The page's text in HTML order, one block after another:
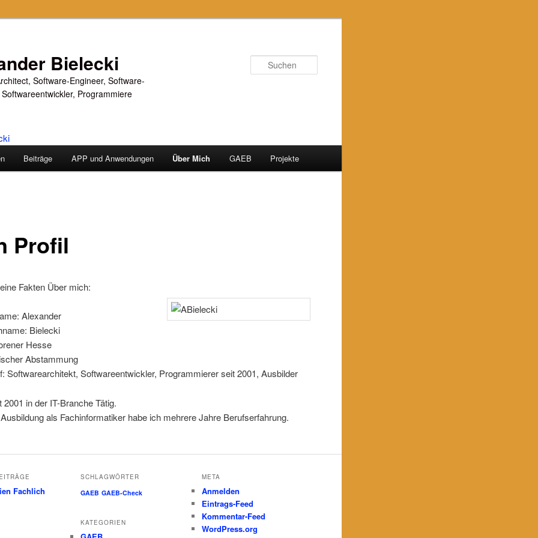
Bielecki
Software-Engineer, Software-
Programmiere
Beiträge APP und Anwendungen Über Mich GAEB Projekte
Profil
Fakten Über mich:
Alexander
Bielecki
Hesse
Abstammung
Softwarearchitekt, Softwareentwickler, Programmierer seit 2001, Ausbilder
2001 in der IT-Branche Tätig.
als Fachinformatiker habe ich mehrere Jahre Berufserfahrung.
Fachlich
SCHLAGWÖRTER
GAEB GAEB-Check
KATEGORIEN
META
Anmelden
Eintrags-Feed
Kommentar-Feed
WordPress.org